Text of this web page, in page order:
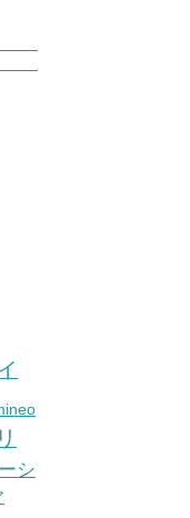
シ